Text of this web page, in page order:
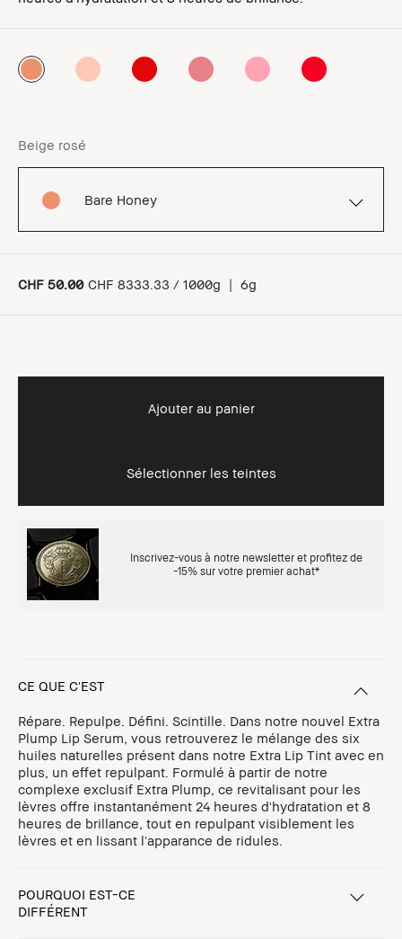
Beige rosé
Bare Honey
CHF 50.00 CHF 8333.33 / 1000g | 6g
Ajouter au panier
Sélectionner les teintes
Inscrivez-vous à notre newsletter et profitez de
-15% sur votre premier achat*
CE QUE C'EST
Répare. Repulpe. Défini. Scintille. Dans notre nouvel Extra
Plump Lip Serum, vous retrouverez le mélange des six
huiles naturelles présent dans notre Extra Lip Tint avec en
plus, un effet repulpant. Formulé à partir de notre
complexe exclusif Extra Plump, ce revitalisant pour les
lèvres offre instantanément 24 heures d'hydratation et 8
heures de brillance, tout en repulpant visiblement les
lèvres et en lissant l'apparance de ridules.
POURQUOI EST-CE
DIFFÉRENT